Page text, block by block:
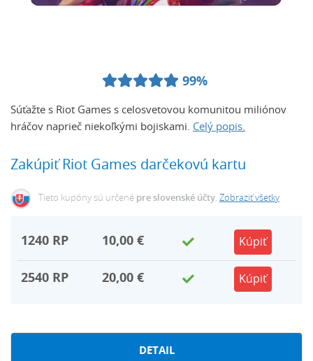
99%
Súťažte s Riot Games s celosvetovou komunitou miliónov
hráčov naprieč niekoľkými bojiskami. Celý popis.
Zakúpiť Riot Games darčekovú kartu
Tieto kupóny sú určené pre slovenské účty. Zobraziť všetky
1240 RP 10,00 € Kúpiť
2540 RP 20,00 € Kúpiť
DETAIL